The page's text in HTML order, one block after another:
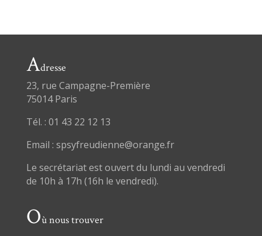
Adresse
23, rue Campagne-Première
75014 Paris
Tél. : 01 43 22 12 13
Email : spsyfreudienne@orange.fr
Le secrétariat est ouvert du lundi au vendredi
de 10h à 17h (16h le vendredi).
Où nous trouver